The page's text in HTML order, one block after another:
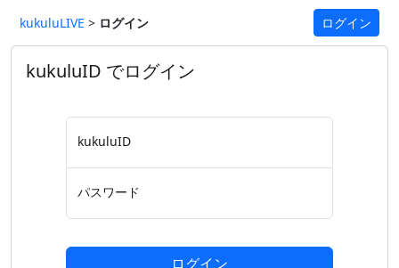
kukuluLIVE > ログイン ログイン
kukuluID でログイン
kukuluID
パスワード
ログイン